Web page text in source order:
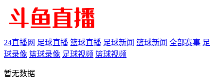
24直播网 足球直播 篮球直播 足球新闻 篮球新闻 全部赛事 足
球录像 篮球录像 足球视频 篮球视频
暂无数据